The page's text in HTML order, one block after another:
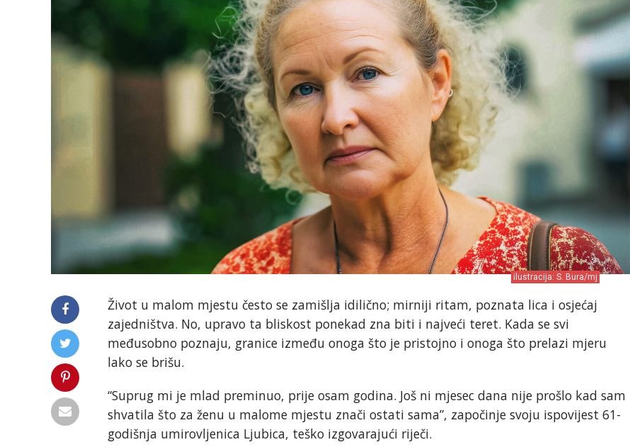
ilustracija: S. Bura/mj
Život u malom mjestu često se zamišlja idilično; mirniji ritam, poznata lica i osjećaj
zajedništva. No, upravo ta bliskost ponekad zna biti i najveći teret. Kada se svi
međusobno poznaju, granice između onoga što je pristojno i onoga što prelazi mjeru
lako se brišu.
“Suprug mi je mlad preminuo, prije osam godina. Još ni mjesec dana nije prošlo kad sam
shvatila što za ženu u malome mjestu znači ostati sama”, započinje svoju ispovijest 61-
godišnja umirovljenica Ljubica, teško izgovarajući riječi.